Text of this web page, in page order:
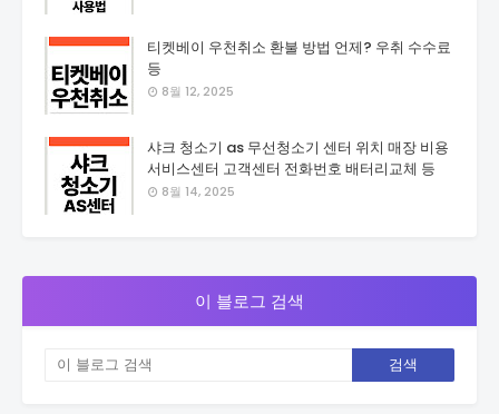
티켓베이 우천취소 환불 방법 언제? 우취 수수료
등
8월 12, 2025
샤크 청소기 as 무선청소기 센터 위치 매장 비용
서비스센터 고객센터 전화번호 배터리교체 등
8월 14, 2025
이 블로그 검색